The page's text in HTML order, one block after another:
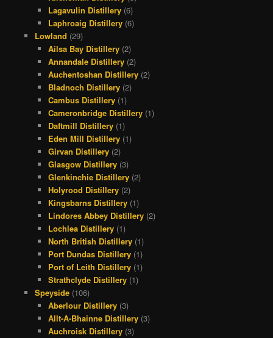
Lagavulin Distillery (6)
Laphroaig Distillery (6)
Lowland (29)
Ailsa Bay Distillery (2)
Annandale Distillery (2)
Auchentoshan Distillery (2)
Bladnoch Distillery (2)
Cambus Distillery (1)
Cameronbridge Distillery (1)
Daftmill Distillery (1)
Eden Mill Distillery (1)
Girvan Distillery (2)
Glasgow Distillery (3)
Glenkinchie Distillery (2)
Holyrood Distillery (2)
Kingsbarns Distillery (1)
Lindores Abbey Distillery (2)
Lochlea Distillery (1)
North British Distillery (1)
Port Dundas Distillery (1)
Port of Leith Distillery (1)
Strathclyde Distillery (1)
Speyside(106)
Aberlour Distillery (3)
Allt-A-Bhainne Distillery (3)
Auchroisk Distillery (3)